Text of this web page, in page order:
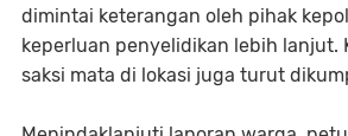
dimintai keterangan oleh pihak
keperluan penyelidikan lebih lanjut.
saksi mata di lokasi juga turut